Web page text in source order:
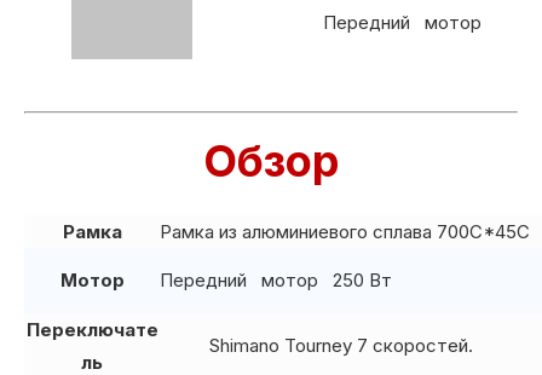
Передний мотор
Обзор
Рамка Рамка из алюминиевого сплава 700C*45C
Мотор Передний мотор 250 Вт
Переключате
ль
Shimano Tourney 7 скоростей.